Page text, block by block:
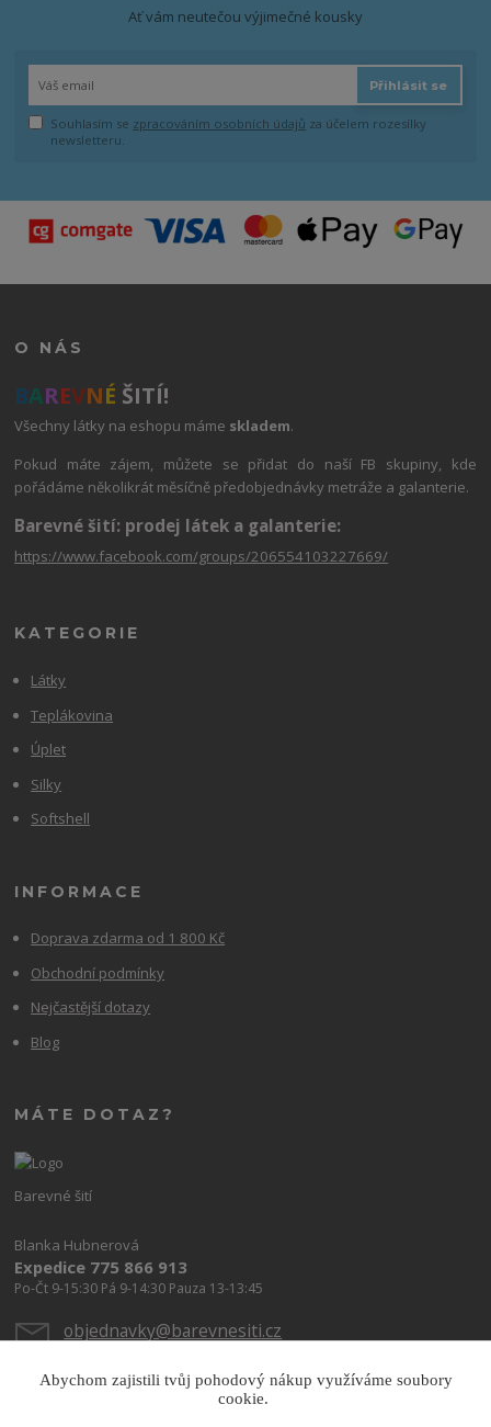
Ať vám neutečou výjimečné kousky
Přihlásit se
Souhlasím se zpracováním osobních údajů za účelem rozesílky
newsletteru.
O NÁS
BAREVNÉ ŠITÍ!
Všechny látky na eshopu máme skladem.
Pokud máte zájem, můžete se přidat do naší FB skupiny, kde
pořádáme několikrát měsíčně předobjednávky metráže a galanterie.
Barevné šití: prodej látek a galanterie:
https://www.facebook.com/groups/206554103227669/
KATEGORIE
Látky
Teplákovina
Úplet
Silky
Softshell
INFORMACE
Doprava zdarma od 1 800 Kč
Obchodní podmínky
Nejčastější dotazy
Blog
MÁTE DOTAZ?
Barevné šití
Blanka Hubnerová
Expedice 775 866 913
Po-Čt 9-15:30 Pá 9-14:30 Pauza 13-13:45
objednavky@barevnesiti.cz
Abychom zajistili tvůj pohodový nákup využíváme soubory
cookie.